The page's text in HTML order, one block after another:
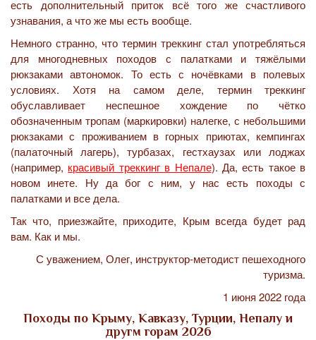
есть дополнительный приток всё того же счастливого
узнавания, а что же мы есть вообще.
Немного странно, что термин треккинг стал употребляться
для многодневных походов с палатками и тяжёлыми
рюкзаками автономок. То есть с ночёвками в полевых
условиях. Хотя на самом деле, термин треккинг
обуславливает неспешное хождение по чётко
обозначенным тропам (маркировки) налегке, с небольшими
рюкзаками с проживанием в горных приютах, кемпингах
(палаточный лагерь), турбазах, гестхаузах или лоджах
(например, красивый треккинг в Непале). Да, есть такое в
новом инете. Ну да бог с ним, у нас есть походы с
палатками и все дела.
Так что, приезжайте, приходите, Крым всегда будет рад
вам. Как и мы.
С уважением, Олег, инструктор-методист пешеходного
туризма.
1 июня 2022 года
Походы по Крыму, Кавказу, Турции, Непалу и
другм горам 2026